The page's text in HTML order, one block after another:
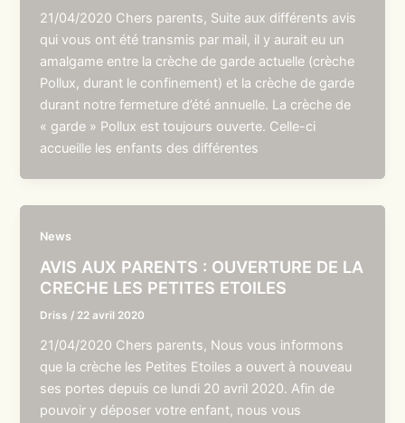
21/04/2020 Chers parents, Suite aux différents avis
qui vous ont été transmis par mail, il y aurait eu un
amalgame entre la crèche de garde actuelle (crèche
Pollux, durant le confinement) et la crèche de garde
durant notre fermeture d’été annuelle. La crèche de
« garde » Pollux est toujours ouverte. Celle-ci
accueille les enfants des différentes
News
AVIS AUX PARENTS : OUVERTURE DE LA
CRECHE LES PETITES ETOILES
Driss / 22 avril 2020
21/04/2020 Chers parents, Nous vous informons
que la crèche les Petites Etoiles a ouvert à nouveau
ses portes depuis ce lundi 20 avril 2020. Afin de
pouvoir y déposer votre enfant, nous vous